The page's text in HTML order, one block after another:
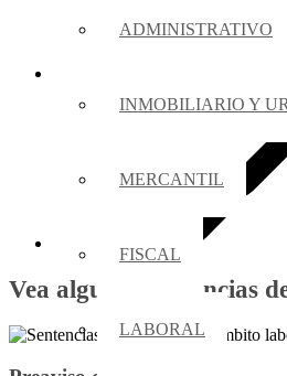
ADMINISTRATIVO
INMOBILIARIO Y
MERCANTIL
FISCAL
LABORAL
Vea algunas sentencias